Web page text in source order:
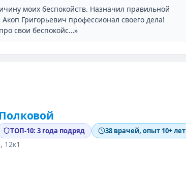
моих беспокойств. Назначил правильной
Григорьевич профессионал своего дела!
свои беспокойс…»
ТОП-10: 3 года подряд 38 врачей, опыт 10+ лет
12к1